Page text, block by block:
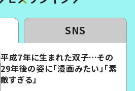
SNS
平成7年に生まれた双子…その
29年後の姿に「漫画みたい」「素
敵すぎる」